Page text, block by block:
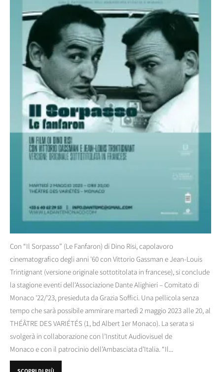
Con “Il Sorpasso” (Le Fanfaron) di Dino Risi, capolavoro
cinematografico degli anni '60 con Vittorio Gassman e Jean-Louis
Trintignant (versione originale sottotitolata in francese), si conclude
la stagione eventi dell'Associazione Dante Alighieri – Comitato di
Monaco '22/'23, presieduta da Grazia Soffici. Una pellicola senza
tempo che sarà possibile ammirare martedì 2 maggio 2023 alle 20, al
THÉÂTRE DES VARIÉTÉS (1, bd Albert 1er Monaco). La serata si
svolgerà in collaborazione con l’Institut Audiovisuel de
Monaco e con il patrocinio dell’Ambasciata d’Italia. “Il...